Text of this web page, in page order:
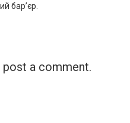
бар’єр.
a comment.